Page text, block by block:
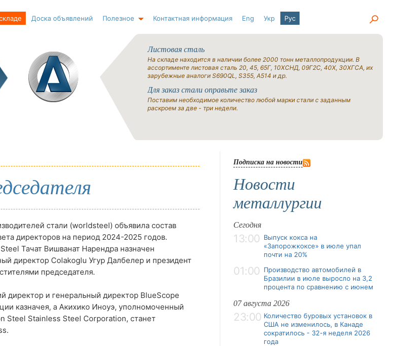
Доска объявлений Полезное Контактная информация Eng Укр Рус
Листовая сталь
На складе находится в наличии более 2000 тонн металлопродукции. В
ассортименте листовая сталь 20, 45, 65Г, 10ХСНД, 09Г2С, 40Х, 30ХГСА, их
зарубежные аналоги S690QL, S355, A514 и др.
Для заказ стали оправьте заказ
Поставим необходимое количество любой марки стали с заданным
раскроем за две - три недели.
стали (worldsteel) объявила состав
директоров на период 2024-2025 годов.
Тачат Вишванат Нарендра назначен
директор Colakoglu Угур Далбелер и президент
председателя.
директор и генеральный директор BlueScope
казначея, а Акихико Иноуэ, уполномоченный
Steel Stainless Steel Corporation, станет
Подписка на новости
Новости
металлургии
Сегодня
13:00 Выпуск кокса на
«Запорожкоксе» в июле упал
почти на 20%
01:00 Производство автомобилей в
Бразилии в июле выросло на 3,2
процента по сравнению с июнем
07 августа 2026
23:00 Количество буровых установок в
США не изменилось, в Канаде
сократилось - 32-я неделя 2026
года